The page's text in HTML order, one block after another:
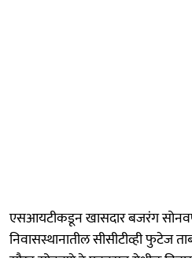
एसआयटीकडून खासदार बजरंग
निवासस्थानातील सीसीटीव्ही फुटेज